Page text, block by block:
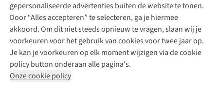
gepersonaliseerde advertenties buiten de website te tonen.
Door “Alles accepteren” te selecteren, ga je hiermee
akkoord. Om dit niet steeds opnieuw te vragen, slaan wij je
voorkeuren voor het gebruik van cookies voor twee jaar op.
Je kan je voorkeuren op elk moment wijzigen via de cookie
policy button onderaan alle pagina's.
Onze cookie policy
Disclaimer Privacy Policy
Algemene voorwaarden
Cookie Policy